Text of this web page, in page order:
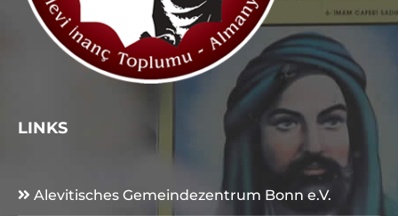
LINKS
Alevitisches Gemeindezentrum Bonn e.V.